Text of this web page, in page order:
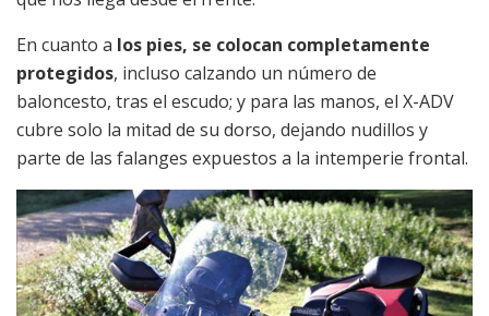
En cuanto a los pies, se colocan completamente
protegidos, incluso calzando un número de
baloncesto, tras el escudo; y para las manos, el X-ADV
cubre solo la mitad de su dorso, dejando nudillos y
parte de las falanges expuestos a la intemperie frontal.